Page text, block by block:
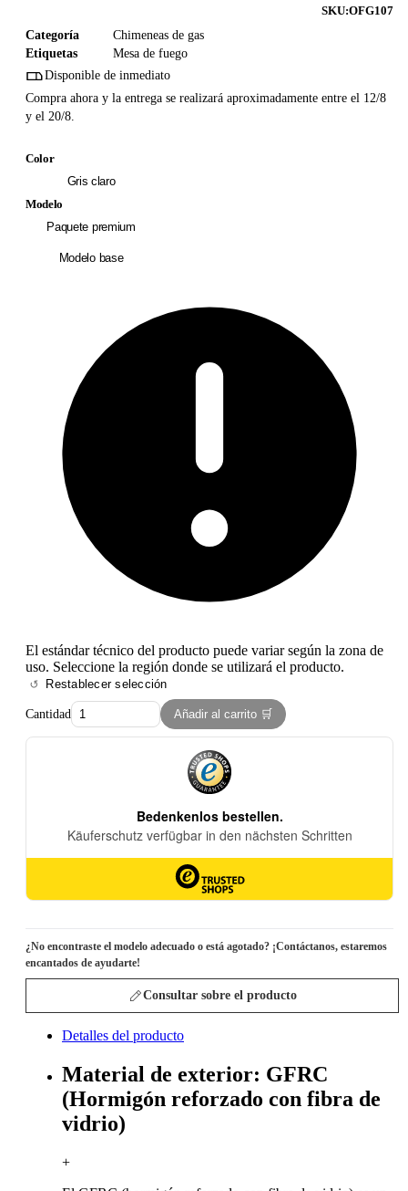
SKU:OFG107
Categoría
Chimeneas de gas
Etiquetas
Mesa de fuego
Disponible de inmediato
Compra ahora y la entrega se realizará aproximadamente entre el 12/8
y el 20/8.
Color
Gris claro
Modelo
Paquete premium
Modelo base
El estándar técnico del producto puede variar según la zona de
uso. Seleccione la región donde se utilizará el producto.
Restablecer selección
Cantidad Añadir al carrito 🛒
¿No encontraste el modelo adecuado o está agotado? ¡Contáctanos, estaremos
encantados de ayudarte!
Consultar sobre el producto
Detalles del producto
Material de exterior: GFRC
(Hormigón reforzado con fibra de
vidrio)
+